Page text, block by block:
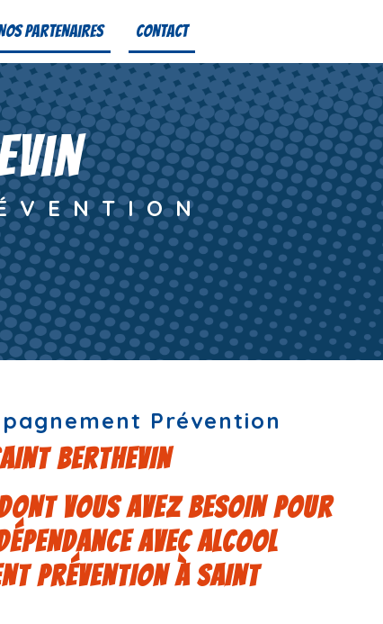
partenaires Contact
Prévention
BERTHEVIN
VOUS AVEZ BESOIN POUR
AVEC ALCOOL
PRÉVENTION À SAINT